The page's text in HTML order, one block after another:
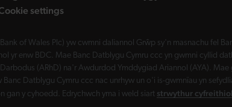
settings
of Wales Plc) yw cwmni daliannol Grŵp sy'n masnachu fel
yr enw BDC. Mae Banc Datblygu Cymru ccc yn gwmni cyllid
(ARhD) na'r Awdurdod Ymddygiad Ariannol (AYA).
Banc Datblygu Cymru ccc nac unrhyw un o'i is-gwmnïau yn
gan y cyhoedd. Edrychwch yma i weld siart strwythur